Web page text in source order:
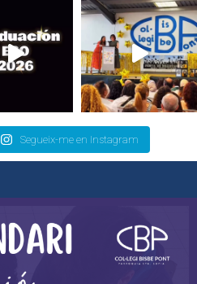
Segueix-me en Instagram